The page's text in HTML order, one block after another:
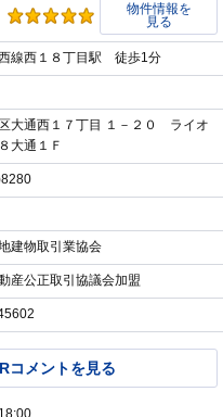
物件情報を
見る
線西１８丁目駅 徒歩1分
大通西１７丁目 １－２０ ライオ
大通１Ｆ
建物取引業協会
産公正取引協議会加盟
コメントを見る